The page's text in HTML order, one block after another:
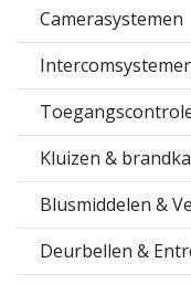
Camerasystemen
Kluizen &
Blusmiddelen &
Deurbellen &